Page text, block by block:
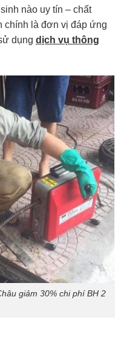
nào uy tín – chất
chính là đơn vị đáp ứng
dụng dịch vụ thông
giảm 30% chi phí BH 2